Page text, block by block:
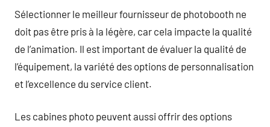
Sélectionner le meilleur fournisseur de photobooth ne
doit pas être pris à la légère, car cela impacte la qualité
de l’animation. Il est important de évaluer la qualité de
l’équipement, la variété des options de personnalisation
et l’excellence du service client.
Les cabines photo peuvent aussi offrir des options